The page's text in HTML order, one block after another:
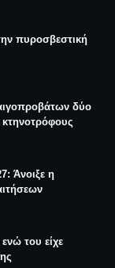
πυροσβεστική
δύο
κτηνοτρόφους
Άνοιξε η
του είχε